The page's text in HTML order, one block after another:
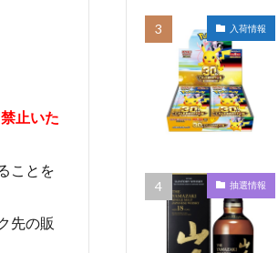
止いた
ことを
先の販
入荷情報
抽選情報